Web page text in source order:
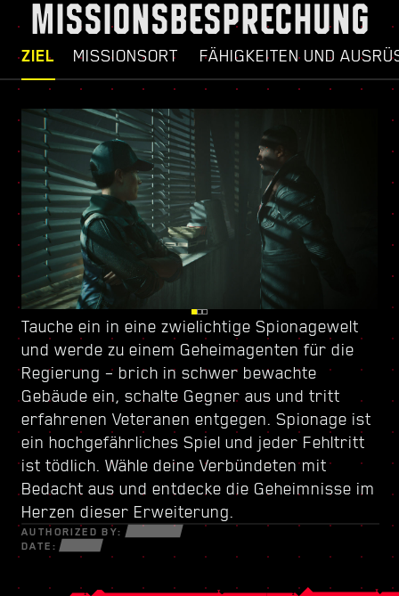
MISSIONSBESPRECHUNG
ZIEL MISSIONSORT FÄHIGKEITEN UND
Tauche ein in eine zwielichtige Spionagewelt
und werde zu einem Geheimagenten für die
Regierung – brich in schwer bewachte
Gebäude ein, schalte Gegner aus und tritt
erfahrenen Veteranen entgegen. Spionage ist
ein hochgefährliches Spiel und jeder Fehltritt
ist tödlich. Wähle deine Verbündeten mit
Bedacht aus und entdecke die Geheimnisse im
Herzen dieser Erweiterung.
AUTHORIZED BY:
DATE:
Sei in Dogtown immer auf der Hut – diese
zerstörte Stadt-inmitten-der-Stadt wird von
einer schießwütigen Milizkontrolliert. In den
zerfallenen Gebäuden erwarten dich zahllose
Geheimnisse und Möglichkeiten, aber nichts
davon ist umsonst. Entdecke in diesem
abgeschotteten Bezirk brandheiße Aufträge
und gefährlichere Quests, als du sie je zuvor
gesehen hast.
Verbessere deinen Charakter mit
einem neuen Fertigkeitenbaumund erstelle
deinen eigenen Spielstil – benutze jede
verfügbare neue Waffe und Cyberware, um in
der gefährlichen Welt von verzweifelten
Gaunern, gerissenen Netrunnern und
kaltblütigen Söldnern zu überleben.